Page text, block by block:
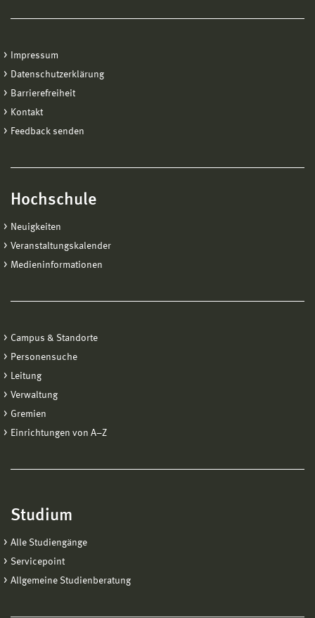
Impressum
Datenschutzerklärung
Barrierefreiheit
Kontakt
Feedback senden
Hochschule
Neuigkeiten
Veranstaltungskalender
Medieninformationen
Campus & Standorte
Personensuche
Leitung
Verwaltung
Gremien
Einrichtungen von A−Z
Studium
Alle Studiengänge
Servicepoint
Allgemeine Studienberatung